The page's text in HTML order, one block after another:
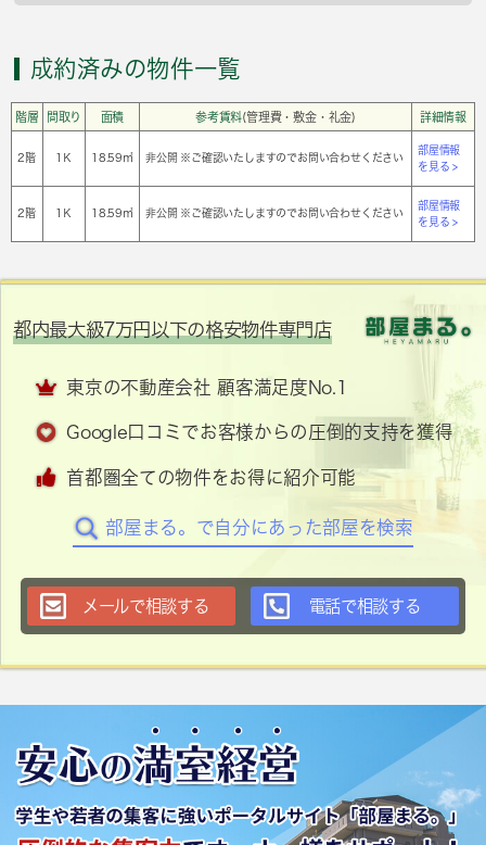
成約済みの物件一覧
階層 間取り 面積 参考賃料(管理費・敷金・礼金) 詳細情報
2階 1Ｋ 18.59㎡ 非公開 ※ご確認いたしますのでお問い合わせください
部屋情報
を見る >
2階 1Ｋ 18.59㎡ 非公開 ※ご確認いたしますのでお問い合わせください
部屋情報
を見る >
都内最大級7万円以下の格安物件専門店
東京の不動産会社 顧客満足度No.1
Google口コミでお客様からの圧倒的支持を獲得
首都圏全ての物件をお得に紹介可能
部屋まる。で自分にあった部屋を検索
メールで相談する 電話で相談する